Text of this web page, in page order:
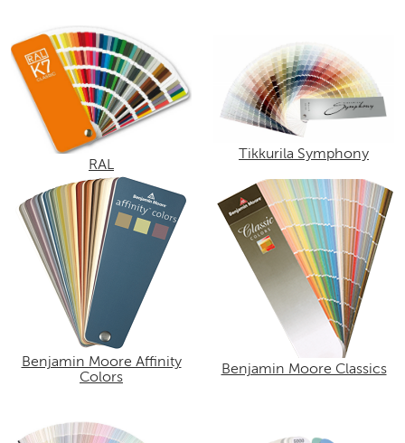
RAL
Tikkurila Symphony
Benjamin Moore Affinity
Colors
Benjamin Moore Classics